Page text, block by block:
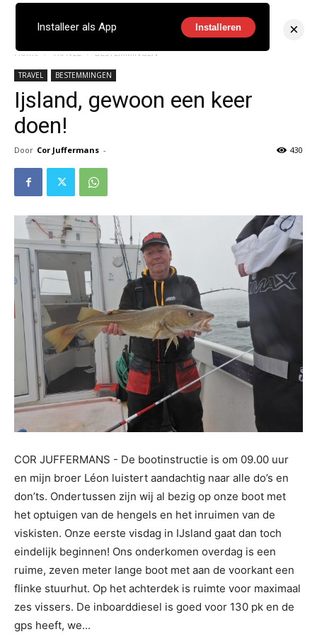
Home TRAVEL BESTEMMINGEN
TRAVEL BESTEMMINGEN
Ijsland, gewoon een keer
doen!
Door Cor Juffermans - 430
COR JUFFERMANS - De bootinstructie is om 09.00 uur
en mijn broer Léon luistert aandachtig naar alle do’s en
don’ts. Ondertussen zijn wij al bezig op onze boot met
het optuigen van de hengels en het inruimen van de
viskisten. Onze eerste visdag in IJsland gaat dan toch
eindelijk beginnen! Ons onderkomen overdag is een
ruime, zeven meter lange boot met aan de voorkant een
flinke stuurhut. Op het achterdek is ruimte voor maximaal
zes vissers. De inboarddiesel is goed voor 130 pk en de
gps heeft, we...
Installeer als App Installeren ×